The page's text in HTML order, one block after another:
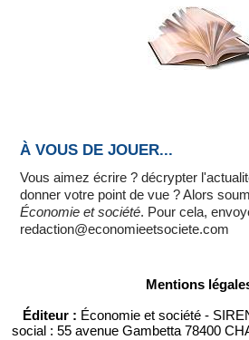
À VOUS DE JOUER...
Vous aimez écrire ? décrypter
donner votre point de vue ? Alors
Économie et société. Pour cela,
redaction@economieetsociete.com
Mentions
Éditeur : Économie et société -
social : 55 avenue Gambetta 78400